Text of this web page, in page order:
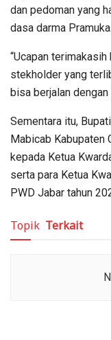
dan pedoman yang
dasa darma Pramuka.
“Ucapan
stekholder yang
bisa berjalan dengan
Sementara itu,
Mabicab Kabupaten
kepada Ketua
serta para Ketua
PWD Jabar tahun
Topik Terkait